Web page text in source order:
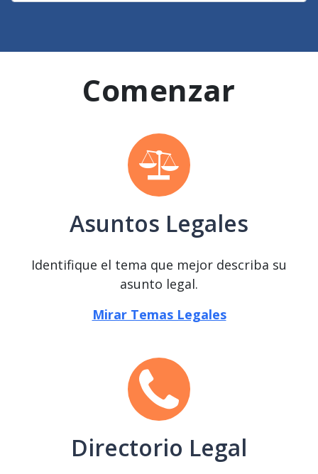
Comenzar
Asuntos Legales
Identifique el tema que mejor describa su
asunto legal.
Mirar Temas Legales
Directorio Legal